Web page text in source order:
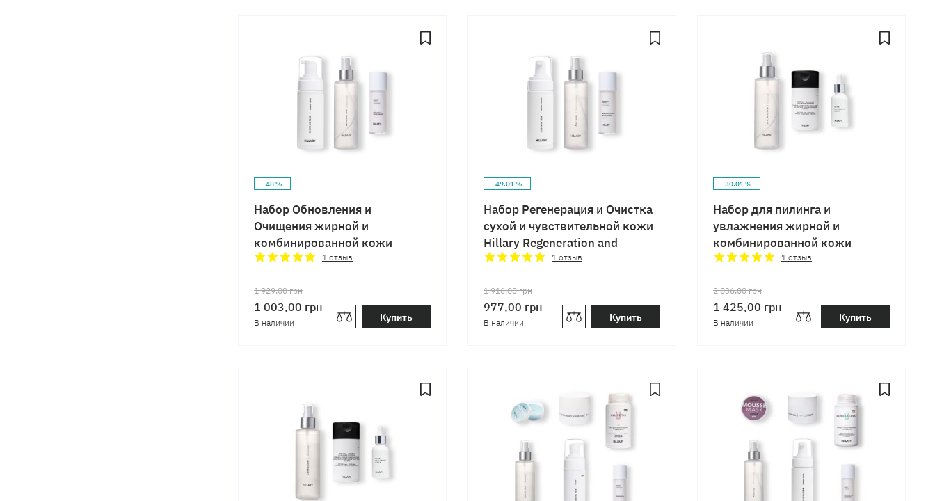
-48 %
Набор Обновления и
Очищения жирной и
комбинированной кожи
Hillary Renewal and Cleansing
1 отзыв
1 929,00грн
1 003,00 грн
В наличии Купить
-49.01 %
Набор Регенерация и Очистка
сухой и чувствительной кожи
Hillary Regeneration and
Cleansing
1 отзыв
1 916,00грн
977,00 грн
В наличии Купить
-30.01 %
Набор для пилинга и
увлажнения жирной и
комбинированной кожи
1 отзыв
2 036,00грн
1 425,00 грн
В наличии Купить